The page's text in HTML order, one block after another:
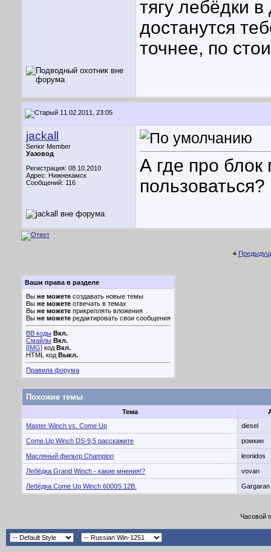
тягу лебёдки
достанутся
точнее, по
11.02.2011, 23:05
jackall
Senior Member
Уазовод
Регистрация: 08.10.2010
Адрес: Нижнекамск
Сообщений: 116
А где про блок
пользоваться?
«
Ваши права в разделе
Вы не можете создавать новые темы
Вы не можете отвечать в темах
Вы не можете прикреплять вложения
Вы не можете редактировать свои сообщения
BB коды Вкл.
Смайлы Вкл.
[IMG] код Вкл.
HTML код Выкл.
Правила форума
Похожие темы
Тема
Master Winch vs. Come Up
diesel
Come.Up Winch DS-9,5 расскажите ромкин
Масляный фильтр Champion leonidos
Лебёдка Grand Winch - какие мнения!? vovan
Лебёдка Come Up Winch 6000S 12В. Gargaran
Часовой